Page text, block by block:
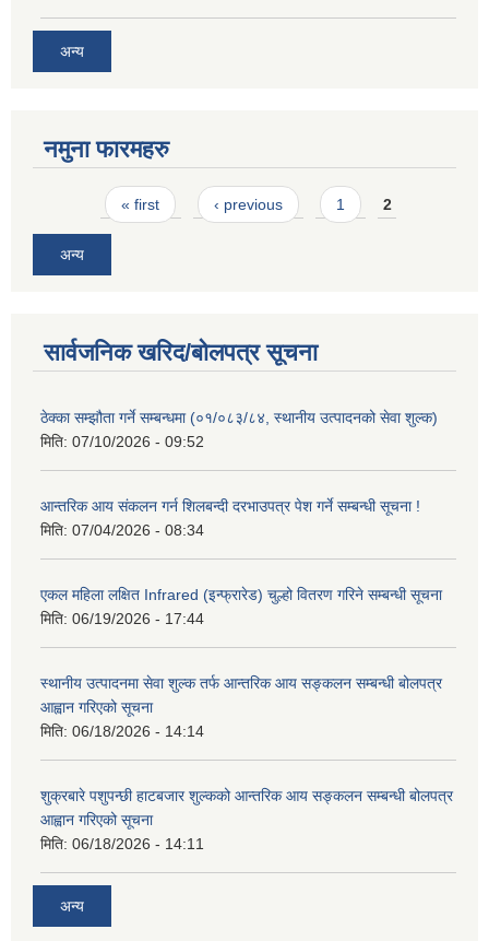
अन्य
नमुना फारमहरु
Pages« first ‹ previous 1 2
अन्य
सार्वजनिक खरिद/बोलपत्र सूचना
ठेक्का सम्झौता गर्ने सम्बन्धमा (०१/०८३/८४, स्थानीय उत्पादनको सेवा शुल्क)
मिति: 07/10/2026 - 09:52
आन्तरिक आय संकलन गर्न शिलबन्दी दरभाउपत्र पेश गर्ने सम्बन्धी सूचना !
मिति: 07/04/2026 - 08:34
एकल महिला लक्षित Infrared (इन्फ्रारेड) चुल्हो वितरण गरिने सम्बन्धी सूचना
मिति: 06/19/2026 - 17:44
स्थानीय उत्पादनमा सेवा शुल्क तर्फ आन्तरिक आय सङ्कलन सम्बन्धी बोलपत्र
आह्वान गरिएको सूचना
मिति: 06/18/2026 - 14:14
शुक्रबारे पशुपन्छी हाटबजार शुल्कको आन्तरिक आय सङ्कलन सम्बन्धी बोलपत्र
आह्वान गरिएको सूचना
मिति: 06/18/2026 - 14:11
अन्य